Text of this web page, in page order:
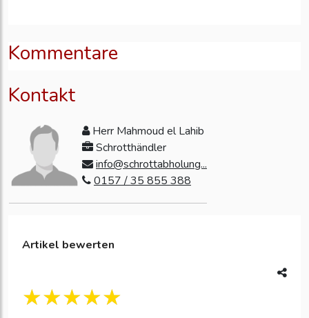
Kommentare
Kontakt
Herr Mahmoud el Lahib
Schrotthändler
info@schrottabholung...
0157 / 35 855 388
Artikel bewerten